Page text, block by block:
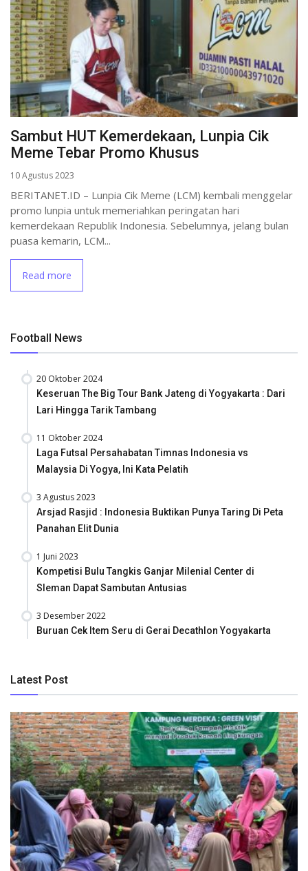
Sambut HUT Kemerdekaan, Lunpia Cik
Meme Tebar Promo Khusus
10 Agustus 2023
BERITANET.ID – Lunpia Cik Meme (LCM) kembali menggelar
promo lunpia untuk memeriahkan peringatan hari
kemerdekaan Republik Indonesia. Sebelumnya, jelang bulan
puasa kemarin, LCM...
Read more
Football News
20 Oktober 2024
Keseruan The Big Tour Bank Jateng di Yogyakarta : Dari
Lari Hingga Tarik Tambang
11 Oktober 2024
Laga Futsal Persahabatan Timnas Indonesia vs
Malaysia Di Yogya, Ini Kata Pelatih
3 Agustus 2023
Arsjad Rasjid : Indonesia Buktikan Punya Taring Di Peta
Panahan Elit Dunia
1 Juni 2023
Kompetisi Bulu Tangkis Ganjar Milenial Center di
Sleman Dapat Sambutan Antusias
3 Desember 2022
Buruan Cek Item Seru di Gerai Decathlon Yogyakarta
Latest Post